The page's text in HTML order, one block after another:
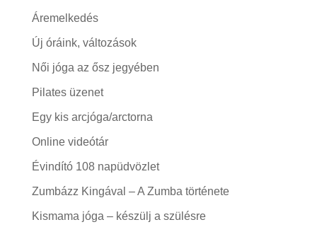
Áremelkedés
Új óráink, változások
Női jóga az ősz jegyében
Pilates üzenet
Egy kis arcjóga/arctorna
Online videótár
Évindító 108 napüdvözlet
Zumbázz Kingával – A Zumba története
Kismama jóga – készülj a szülésre